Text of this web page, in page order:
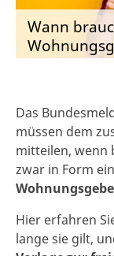
Wann
Das
müssen dem
mitteilen, wenn
zwar in Form
Hier erfahren
lange sie gilt,